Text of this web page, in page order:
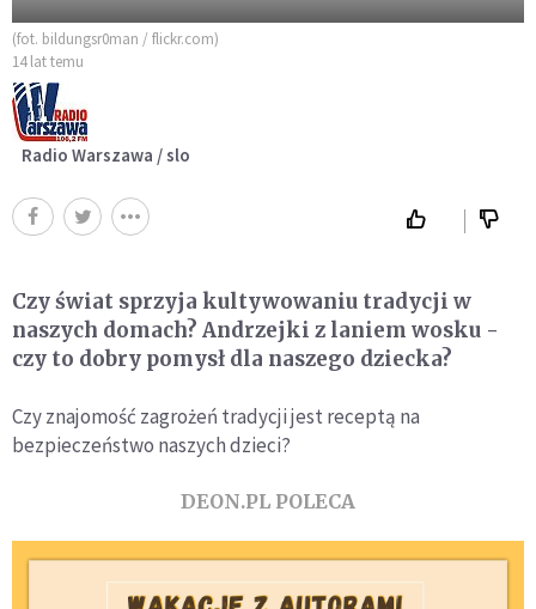
(fot. bildungsr0man / flickr.com)
14 lat temu
Radio Warszawa / slo
Czy świat sprzyja kultywowaniu tradycji w
naszych domach? Andrzejki z laniem wosku -
czy to dobry pomysł dla naszego dziecka?
Czy znajomość zagrożeń tradycji jest receptą na
bezpieczeństwo naszych dzieci?
DEON.PL POLECA